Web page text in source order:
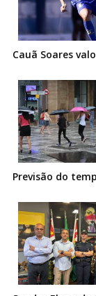
Cauã Soares
Previsão do